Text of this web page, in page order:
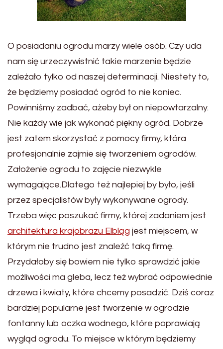
O posiadaniu ogrodu marzy wiele osób. Czy uda
nam się urzeczywistnić takie marzenie będzie
zależało tylko od naszej determinacji. Niestety to,
że będziemy posiadać ogród to nie koniec.
Powinniśmy zadbać, ażeby był on niepowtarzalny.
Nie każdy wie jak wykonać piękny ogród. Dobrze
jest zatem skorzystać z pomocy firmy, która
profesjonalnie zajmie się tworzeniem ogrodów.
Założenie ogrodu to zajęcie niezwykle
wymagające.Dlatego też najlepiej by było, jeśli
przez specjalistów były wykonywane ogrody.
Trzeba więc poszukać firmy, której zadaniem jest
architektura krajobrazu Elbląg jest miejscem, w
którym nie trudno jest znaleźć taką firmę.
Przydałoby się bowiem nie tylko sprawdzić jakie
możliwości ma gleba, lecz też wybrać odpowiednie
drzewa i kwiaty, które chcemy posadzić. Dziś coraz
bardziej popularne jest tworzenie w ogrodzie
fontanny lub oczka wodnego, które poprawiają
wygląd ogrodu. To miejsce w którym będziemy